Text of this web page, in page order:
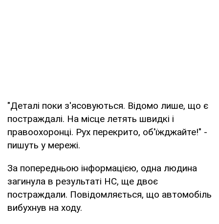
"Деталі поки з'ясовуються. Відомо лише, що є
постраждалі. На місце летять швидкі і
правоохоронці. Рух перекрито, об'їжджайте!" -
пишуть у мережі.
За попередньою інформацією, одна людина
загинула в результаті НС, ще двоє
постраждали. Повідомляється, що автомобіль
вибухнув на ходу.